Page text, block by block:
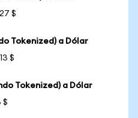
$
Tokenized) a Dólar
$
Tokenized) a Dólar
$